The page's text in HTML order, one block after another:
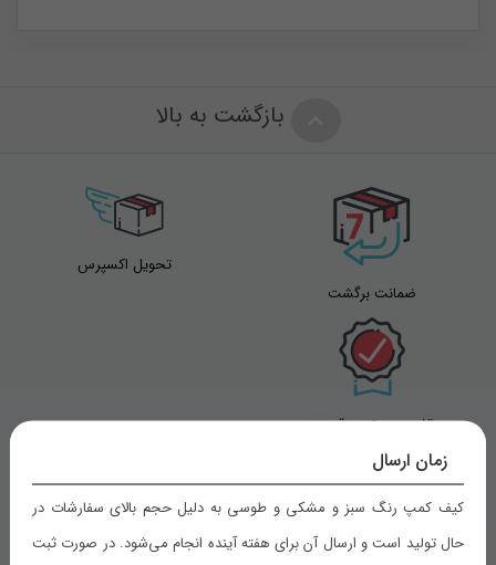
زمان ارسال
کیف کمپ رنگ سبز و مشکی و طوسی به دلیل حجم بالای سفارشات در
حال تولید است و ارسال آن برای هفته آینده انجام می‌شود. در صورت ثبت
بازگشت به بالا
ضمانت برگشت
تحویل اکسپرس
تضمین بهترین قیمت
راهنمای خرید